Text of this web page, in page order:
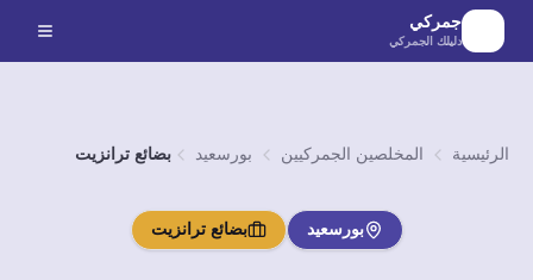
الانتقال إلى المحتوى الرئيسي
جمركي
دليلك الجمركي
الرئيسية المخلصين الجمركيين بورسعيد بضائع ترانزيت
بورسعيد بضائع ترانزيت